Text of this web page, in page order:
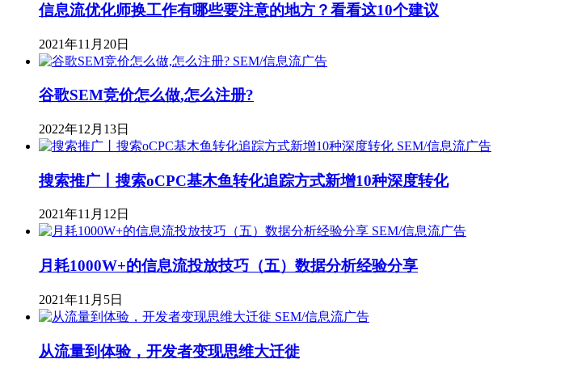
信息流优化师换工作有哪些要注意的地方？看看这10个建议
2021年11月20日
SEM/信息流广告
谷歌SEM竞价怎么做,怎么注册?
2022年12月13日
SEM/信息流广告
搜索推广丨搜索oCPC基木鱼转化追踪方式新增10种深度转化
2021年11月12日
SEM/信息流广告
月耗1000W+的信息流投放技巧（五）数据分析经验分享
2021年11月5日
SEM/信息流广告
从流量到体验，开发者变现思维大迁徙